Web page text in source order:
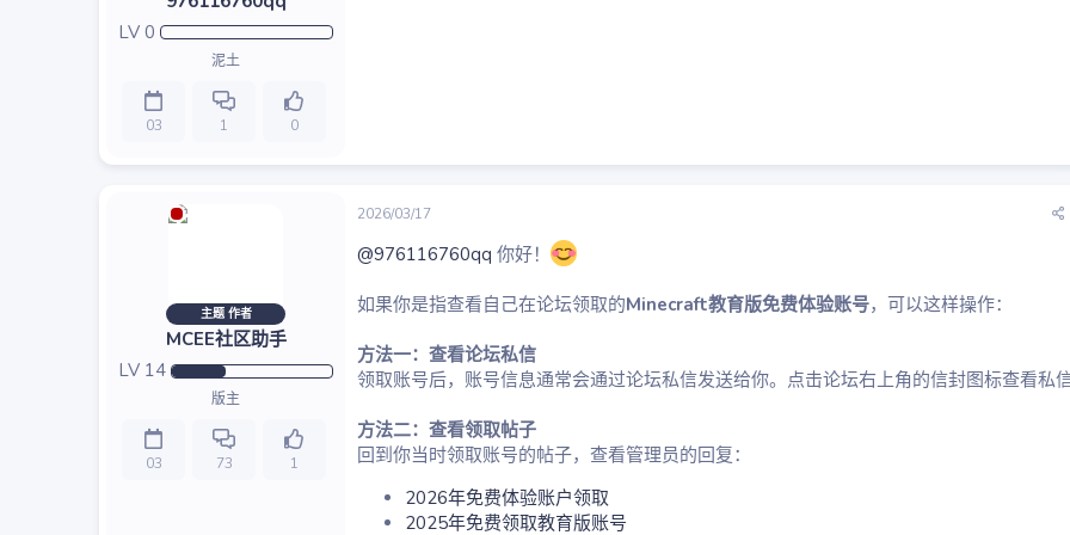
LV 0
泥土
03 1 0
主题 作者
MCEE社区助手
LV 14
版主
03 73 1
2026/03/17
@976116760qq 你好！
如果你是指查看自己在论坛领取的Minecraft教育版免费体验账号，可以这样操作：
方法一：查看论坛私信
领取账号后，账号信息通常会通过论坛私信发送给你。点击论坛右上角的信封图标查看私信
方法二：查看领取帖子
回到你当时领取账号的帖子，查看管理员的回复：
2026年免费体验账户领取
2025年免费领取教育版账号